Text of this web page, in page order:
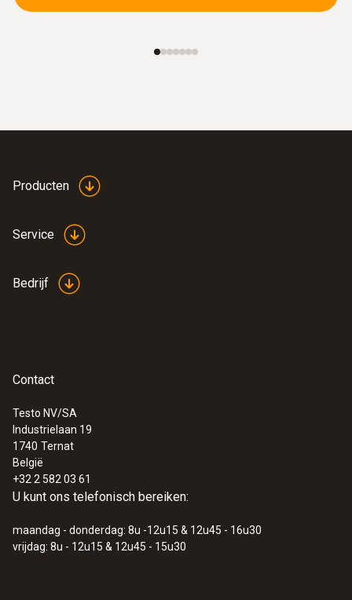
Producten
Service
Bedrijf
Contact
Testo NV/SA
Industrielaan 19
1740 Ternat
België
+32 2 582 03 61
U kunt ons telefonisch bereiken:
maandag - donderdag: 8u -12u15 & 12u45 - 16u30
vrijdag: 8u - 12u15 & 12u45 - 15u30